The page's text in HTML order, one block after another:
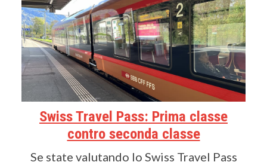
Swiss Travel Pass: Prima classe
contro seconda classe
Se state valutando lo Swiss Travel Pass